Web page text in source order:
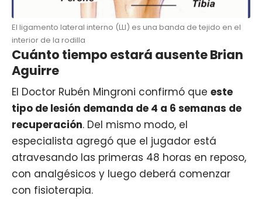
El ligamento lateral interno (LLI) es una banda de tejido en el
interior de la rodilla
Cuánto tiempo estará ausente Brian
Aguirre
El Doctor Rubén Mingroni confirmó que este
tipo de lesión demanda de 4 a 6 semanas de
recuperación. Del mismo modo, el
especialista agregó que el jugador está
atravesando las primeras 48 horas en reposo,
con analgésicos y luego deberá comenzar
con fisioterapia.